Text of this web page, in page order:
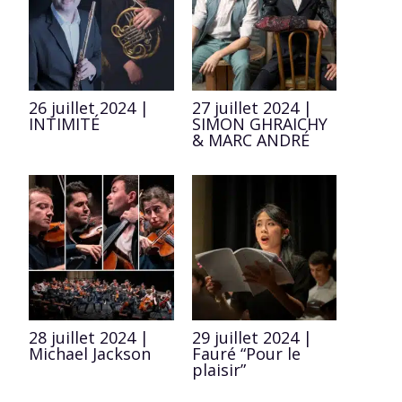
26 juillet 2024 |
INTIMITÉ
27 juillet 2024 |
SIMON GHRAICHY
& MARC ANDRÉ
28 juillet 2024 |
Michael Jackson
29 juillet 2024 |
Fauré “Pour le
plaisir”